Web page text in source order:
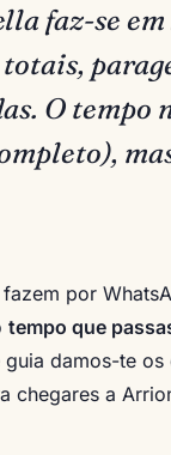
faz-se
O tempo
por
tempo que
guia damos-te
chegares a